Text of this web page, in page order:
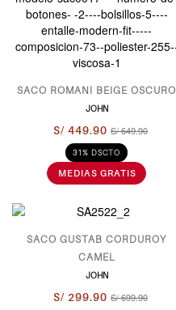
SACO ROMANI BEIGE OSCURO
JOHN
S/ 449.90 S/ 649.90
31% DSCTO
SACO GUSTAB CORDUROY
CAMEL
JOHN
S/ 299.90 S/ 699.90